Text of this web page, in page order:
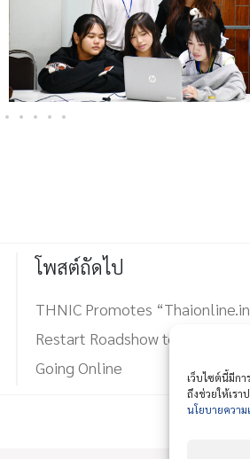
เว็บไซต์นี้มีก
ถึงช่วยให้เรา
นโยบายควา
โพสต์ถัดไป
THNIC Promotes
Restart Roadshow to Support
Going Online